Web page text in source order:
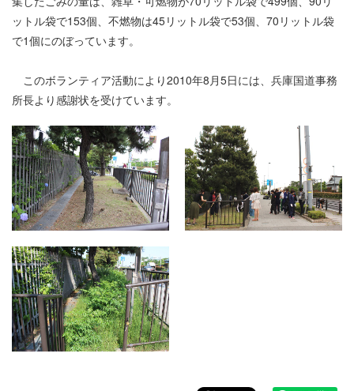
ットル袋で153個、不燃物は45リットル袋で53個、70リットル袋
で1個にのぼっています。
このボランティア活動により2010年8月5日には、兵庫国道事務
所長より感謝状を受けています。